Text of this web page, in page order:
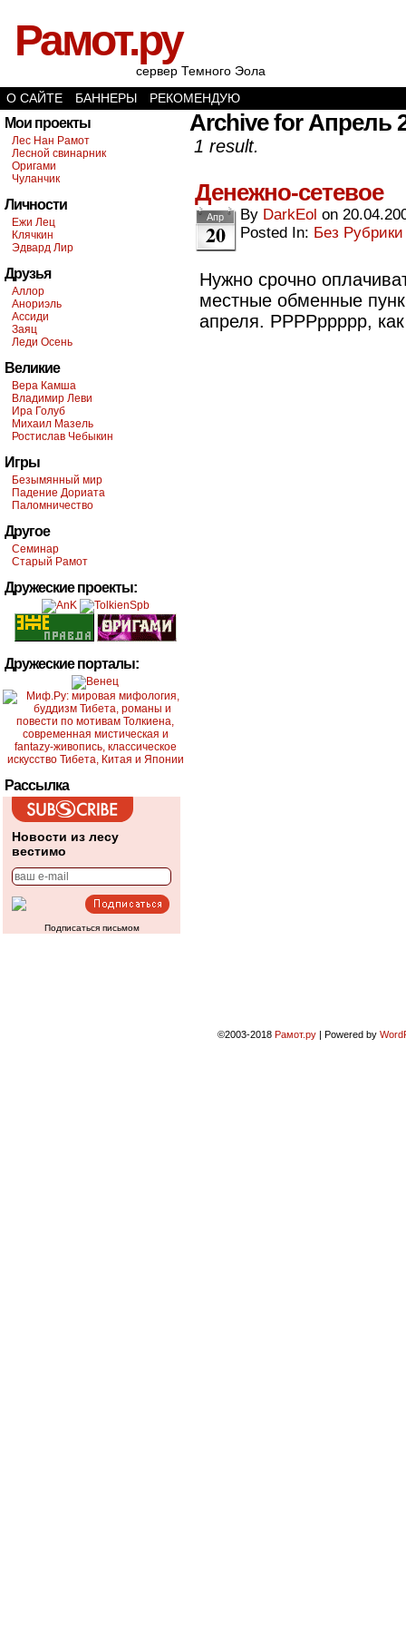
Рамот.ру
сервер Темного Эола
О САЙТЕ
БАННЕРЫ РЕКОМЕНДУЮ
Мои проекты
Лес Нан Рамот
Лесной свинарник
Оригами
Чуланчик
Личности
Ежи Лец
Клячкин
Эдвард Лир
Друзья
Аллор
Анориэль
Ассиди
Заяц
Леди Осень
Великие
Вера Камша
Владимир Леви
Ира Голуб
Михаил Мазель
Ростислав Чебыкин
Игры
Безымянный мир
Падение Дориата
Паломничество
Другое
Семинар
Старый Рамот
Дружеские проекты:
Дружеские порталы:
Рассылка
Новости из лесу
вестимо
Подписаться письмом
Archive for Апрель
1 result.
Денежно-сетевое
Апр
20
By DarkEol on
Posted In: Без Рубрики
Нужно срочно
местные обменные
апреля. РРРРррррр,
©2003-2018 Рамот.ру | Powered by